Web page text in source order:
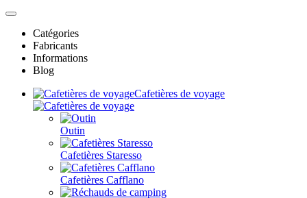
Catégories
Fabricants
Informations
Blog
Cafetières de voyage
Outin
Cafetières Staresso
Cafetières Cafflano